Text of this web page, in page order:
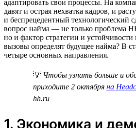
адаптировать свои процессы. На
давят и острая нехватка кадров, и
и беспрецедентный технологический
вопрос найма — не только проблема
но и фактор стратегии и устойчивости
вызовы определят будущее найма? В
четыре основных направления.
💡 Чтобы узнать больше и
приходите 2 октября на
hh.ru
1. Экономика и